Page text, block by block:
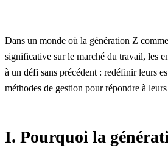
Dans un monde où la génération Z
significative sur le marché du travail, les
à un défi sans précédent : redéfinir leurs
méthodes de gestion pour répondre à leurs
I. Pourquoi la